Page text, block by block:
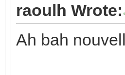
raoulh Wrote:
Ah bah